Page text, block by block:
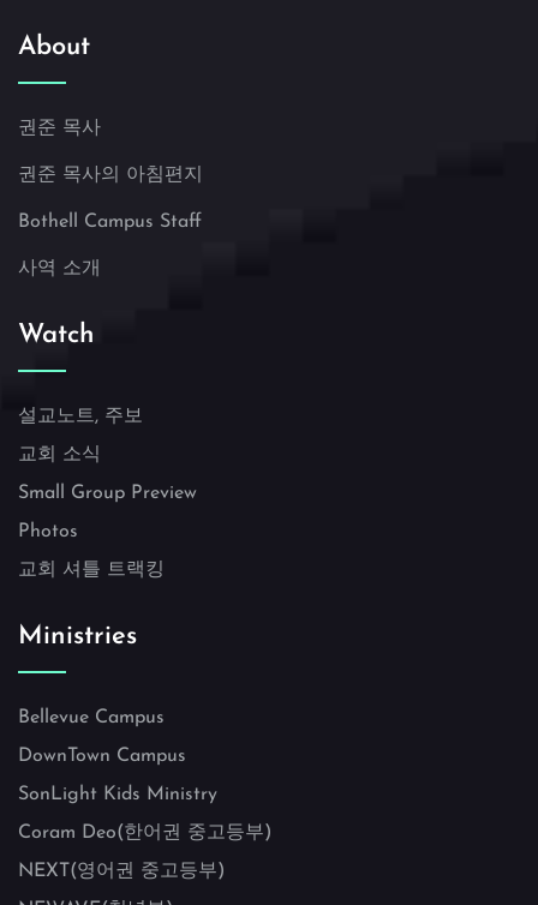
About
권준 목사
권준 목사의 아침편지
Bothell Campus Staff
사역 소개
Watch
설교노트, 주보
교회 소식
Small Group Preview
Photos
교회 셔틀 트랙킹
Ministries
Bellevue Campus
DownTown Campus
SonLight Kids Ministry
Coram Deo(한어권 중고등부)
NEXT(영어권 중고등부)